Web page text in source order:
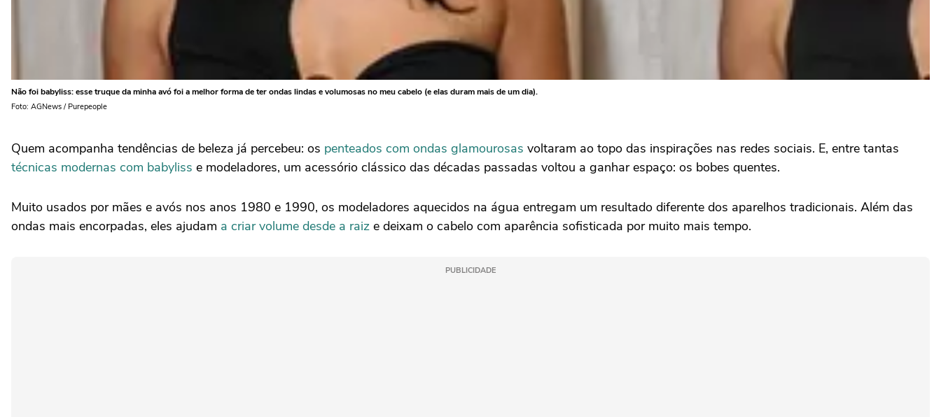
Não foi babyliss: esse truque da minha avó foi a melhor forma de ter ondas lindas e volumosas no meu cabelo (e elas duram mais de um dia).
Foto: AGNews / Purepeople
Quem acompanha tendências de beleza já percebeu: os penteados com ondas glamourosas voltaram ao topo das inspirações nas redes sociais. E, entre tantas
técnicas modernas com babyliss e modeladores, um acessório clássico das décadas passadas voltou a ganhar espaço: os bobes quentes.
Muito usados por mães e avós nos anos 1980 e 1990, os modeladores aquecidos na água entregam um resultado diferente dos aparelhos tradicionais. Além das
ondas mais encorpadas, eles ajudam a criar volume desde a raiz e deixam o cabelo com aparência sofisticada por muito mais tempo.
PUBLICIDADE